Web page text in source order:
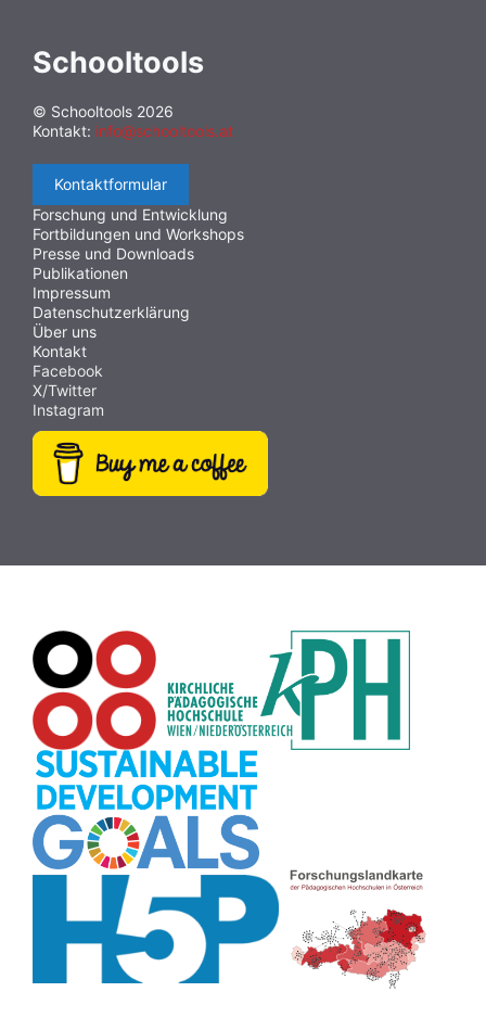
Schooltools
© Schooltools 2026
Kontakt: info@schooltools.at
Kontaktformular
Forschung und Entwicklung
Fortbildungen und Workshops
Presse und Downloads
Publikationen
Impressum
Datenschutzerklärung
Über uns
Kontakt
Facebook
X/Twitter
Instagram